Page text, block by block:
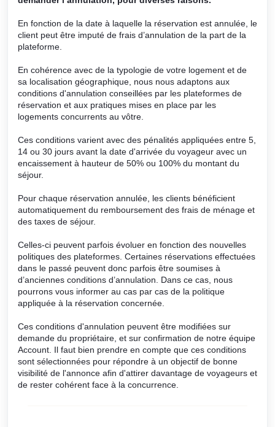
En fonction de la date à laquelle la réservation est annulée, le
client peut être imputé de frais d’annulation de la part de la
plateforme.
En cohérence avec de la typologie de votre logement et de
sa localisation géographique, nous nous adaptons aux
conditions d'annulation conseillées par les plateformes de
réservation et aux pratiques mises en place par les
logements concurrents au vôtre.
Ces conditions varient avec des pénalités appliquées entre 5,
14 ou 30 jours avant la date d'arrivée du voyageur avec un
encaissement à hauteur de 50% ou 100% du montant du
séjour.
Pour chaque réservation annulée, les clients bénéficient
automatiquement du remboursement des frais de ménage et
des taxes de séjour.
Celles-ci peuvent parfois évoluer en fonction des nouvelles
politiques des plateformes. Certaines réservations effectuées
dans le passé peuvent donc parfois être soumises à
d’anciennes conditions d’annulation. Dans ce cas, nous
pourrons vous informer au cas par cas de la politique
appliquée à la réservation concernée.
Ces conditions d'annulation peuvent être modifiées sur
demande du propriétaire, et sur confirmation de notre équipe
Account. Il faut bien prendre en compte que ces conditions
sont sélectionnées pour répondre à un objectif de bonne
visibilité de l'annonce afin d'attirer davantage de voyageurs et
de rester cohérent face à la concurrence.